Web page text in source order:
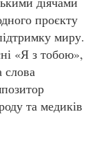
проєкту
миру.
«Я з тобою»,
слова
та медиків